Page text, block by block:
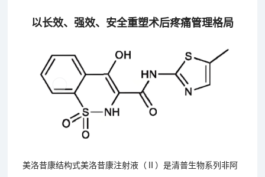
以长效、强效、安全重塑术后疼痛管理格局
美洛昔康结构式美洛昔康注射液（Ⅱ）是清普生物系列非阿